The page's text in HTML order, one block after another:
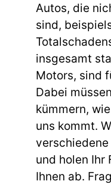
Autos, die
sind,
insgesamt
Motors, sind
Dabei
kümmern,
uns kommt.
und holen Ihr
Ihnen ab.